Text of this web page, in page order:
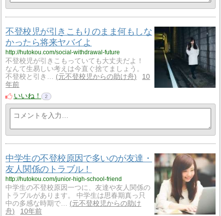
不登校児が引きこもりのまま何もしな
かったら将来ヤバイよ
http://hutokou.com/social-withdrawal-future
不登校児が引きこもっていても大丈夫だよ！
なんて生易しい考えは今直ぐ捨てましょう。
不登校と引き…
元不登校児からの助け舟
10
年前
いいね！
2
中学生の不登校原因で多いのが友達・
友人関係のトラブル！
http://hutokou.com/junior-high-school-friend
中学生の不登校原因一つに、友達や友人関係の
トラブルがあります。 中学生は思春期真っ只
中の多感な時期で…
元不登校児からの助け
舟
10年前